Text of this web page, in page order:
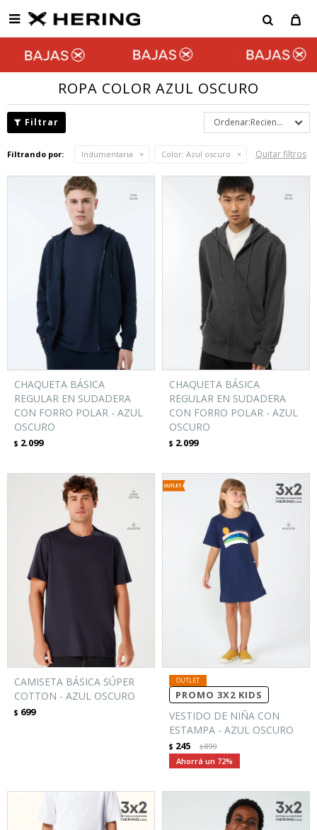

ROPA COLOR AZUL OSCURO
Recientes
Filtrando por: Indumentaria Color: Azul oscuro Quitar filtros
CHAQUETA BÁSICA
REGULAR EN SUDADERA
CON FORRO POLAR - AZUL
OSCURO
$ 2.099
CHAQUETA BÁSICA
REGULAR EN SUDADERA
CON FORRO POLAR - AZUL
OSCURO
$ 2.099
CAMISETA BÁSICA SÚPER
COTTON - AZUL OSCURO
$ 699
PROMO 3X2 KIDS
VESTIDO DE NIÑA CON
ESTAMPA - AZUL OSCURO
$ 245 $899
72